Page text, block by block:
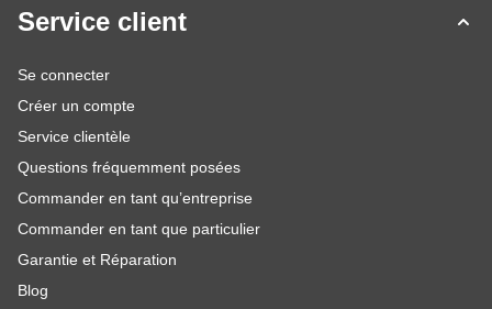
Service client
Se connecter
Créer un compte
Service clientèle
Questions fréquemment posées
Commander en tant qu’entreprise
Commander en tant que particulier
Garantie et Réparation
Blog